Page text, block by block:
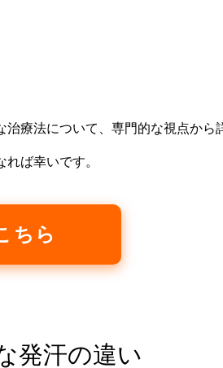
療法について、専門的な視点から
ば幸いです。
ちら
発汗の違い